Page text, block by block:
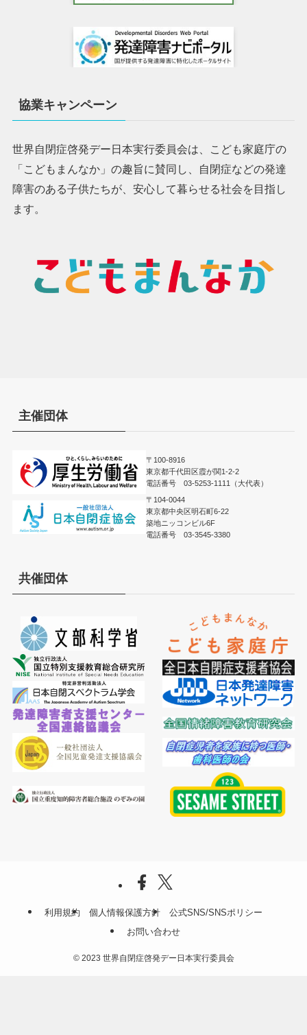
協業キャンペーン
世界自閉症啓発デー日本実行委員会は、こども家庭庁の
「こどもまんなか」の趣旨に賛同し、自閉症などの発達
障害のある子供たちが、安心して暮らせる社会を目指し
ます。
主催団体
〒100-8916
東京都千代田区霞が関1-2-2
電話番号 03-5253-1111（大代表）
〒104-0044
東京都中央区明石町6-22
築地ニッコンビル6F
電話番号 03-3545-3380
共催団体
利用規約 個人情報保護方針
公式SNS/SNSポリシー
お問い合わせ
©2023 世界自閉症啓発デー日本実行委員会